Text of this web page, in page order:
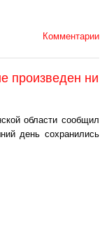
Комментарии
произведен ни
области сообщил
день сохранились